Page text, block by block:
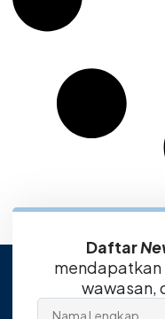
Daftar
wawasan,